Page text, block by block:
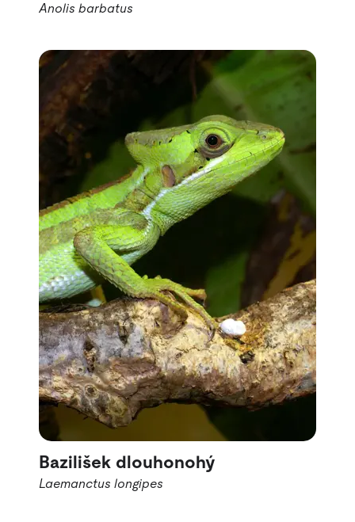
Anolis barbatus
Bazilišek dlouhonohý
Laemanctus longipes